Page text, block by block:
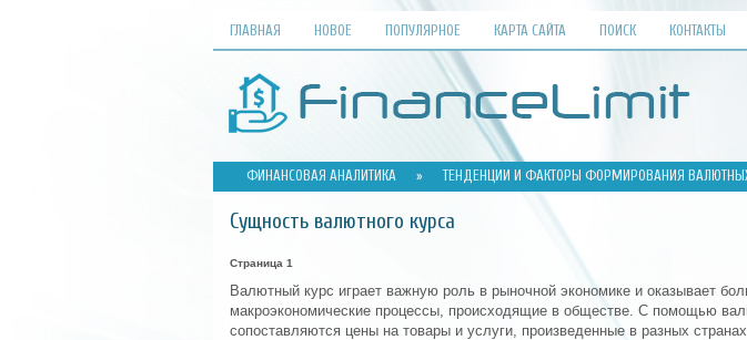
ГЛАВНАЯ НОВОЕ ПОПУЛЯРНОЕ КАРТА САЙТА ПОИСК КОНТАКТЫ
ФИНАНСОВАЯ АНАЛИТИКА » ТЕНДЕНЦИИ И ФАКТОРЫ ФОРМИРОВАНИЯ
Сущность валютного курса
Страница 1
Валютный курс играет важную роль в рыночной экономике и оказывает
макроэкономические процессы, происходящие в обществе. С помощью
сопоставляются цены на товары и услуги, произведенные в разных